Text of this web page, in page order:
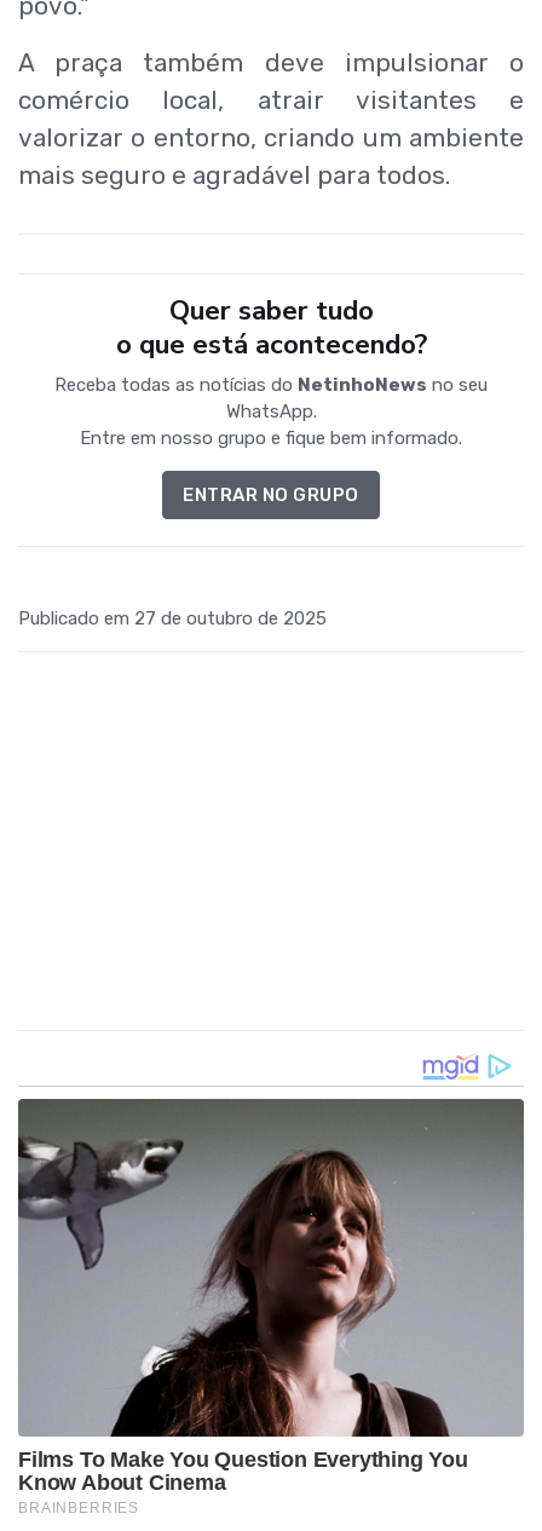
povo.”
A praça também deve impulsionar o
comércio local, atrair visitantes e
valorizar o entorno, criando um ambiente
mais seguro e agradável para todos.
Quer saber tudo
o que está acontecendo?
Receba todas as notícias do NetinhoNews no seu
WhatsApp.
Entre em nosso grupo e fique bem informado.
ENTRAR NO GRUPO
Publicado em 27 de outubro de 2025